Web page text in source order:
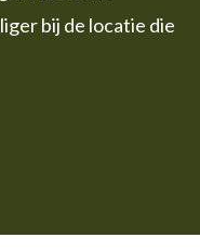
bij de locatie die